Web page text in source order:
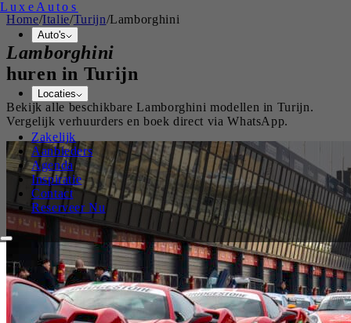
Luxe Autos
Auto's
Locaties
Zakelijk
Aanbieders
Agenda
Inspiratie
Contact
Reserveer Nu
Home/Italie/Turijn/Lamborghini
Lamborghini
huren in Turijn
Bekijk alle beschikbareLamborghini modellen in Turijn.
Vergelijk verhuurders en boek direct via WhatsApp.